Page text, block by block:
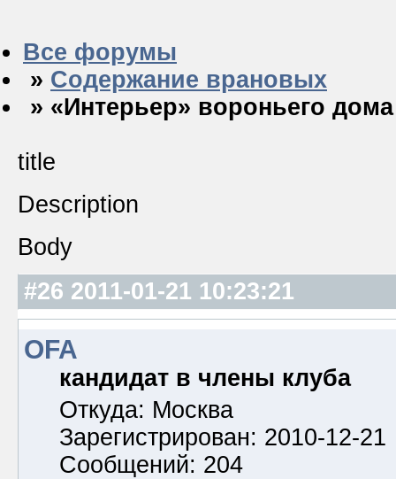
Все форумы
» Содержание врановых
» «Интерьер» вороньего дома
title
Description
Body
#26 2011-01-21 10:23:21
OFA
кандидат в члены клуба
Откуда: Москва
Зарегистрирован: 2010-12-21
Сообщений: 204